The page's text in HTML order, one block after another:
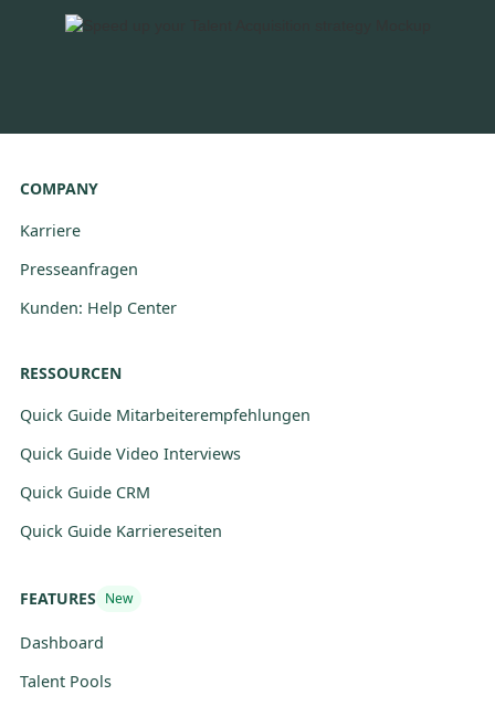
COMPANY
Karriere
Presseanfragen
Kunden: Help Center
RESSOURCEN
Quick Guide Mitarbeiterempfehlungen
Quick Guide Video Interviews
Quick Guide CRM
Quick Guide Karriereseiten
FEATURES New
Dashboard
Talent Pools